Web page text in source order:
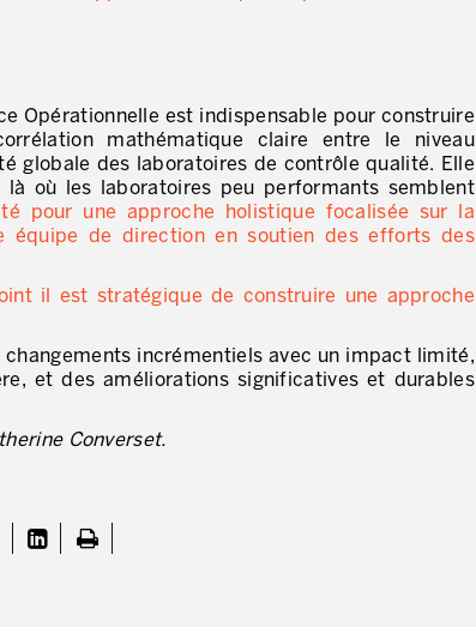
Opérationnelle est indispensable pour construire
mathématique claire entre le niveau
globale des laboratoires de contrôle qualité. Elle
où les laboratoires peu performants semblent
pour une approche holistique focalisée sur la
équipe de direction en soutien des efforts des
il est stratégique de construire une approche
incrémentiels avec un impact limité,
et des améliorations significatives et durables
Converset.